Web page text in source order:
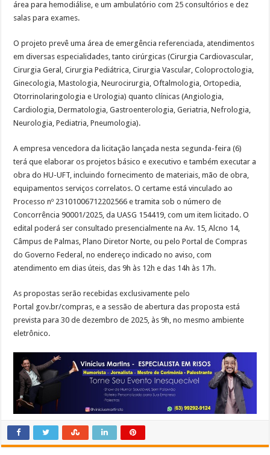
área para hemodiálise, e um ambulatório com 25 consultórios e dez
salas para exames.
O projeto prevê uma área de emergência referenciada, atendimentos
em diversas especialidades, tanto cirúrgicas (Cirurgia Cardiovascular,
Cirurgia Geral, Cirurgia Pediátrica, Cirurgia Vascular, Coloproctologia,
Ginecologia, Mastologia, Neurocirurgia, Oftalmologia, Ortopedia,
Otorrinolaringologia e Urologia) quanto clínicas (Angiologia,
Cardiologia, Dermatologia, Gastroenterologia, Geriatria, Nefrologia,
Neurologia, Pediatria, Pneumologia).
A empresa vencedora da licitação lançada nesta segunda-feira (6)
terá que elaborar os projetos básico e executivo e também executar a
obra do HU-UFT, incluindo fornecimento de materiais, mão de obra,
equipamentos serviços correlatos. O certame está vinculado ao
Processo nº 23101006712202566 e tramita sob o número de
Concorrência 90001/2025, da UASG 154419, com um item licitado. O
edital poderá ser consultado presencialmente na Av. 15, Alcno 14,
Câmpus de Palmas, Plano Diretor Norte, ou pelo Portal de Compras
do Governo Federal, no endereço indicado no aviso, com
atendimento em dias úteis, das 9h às 12h e das 14h às 17h.
As propostas serão recebidas exclusivamente pelo
Portal gov.br/compras, e a sessão de abertura das proposta está
prevista para 30 de dezembro de 2025, às 9h, no mesmo ambiente
eletrônico.